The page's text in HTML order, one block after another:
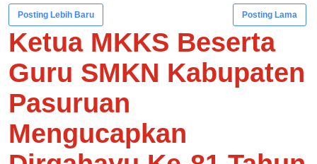
Posting Lebih Baru Posting Lama
Ketua MKKS Beserta
Guru SMKN Kabupaten
Pasuruan
Mengucapkan